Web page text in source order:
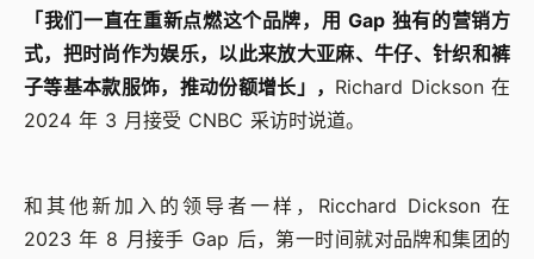
「我们一直在重新点燃这个品牌，用 Gap 独有的营销方
式，把时尚作为娱乐，以此来放大亚麻、牛仔、针织和裤
子等基本款服饰，推动份额增长」， Richard Dickson 在
2024 年 3 月接受 CNBC 采访时说道。
和其他新加入的领导者一样，Ricchard Dickson 在
2023 年 8 月接手 Gap 后，第一时间就对品牌和集团的